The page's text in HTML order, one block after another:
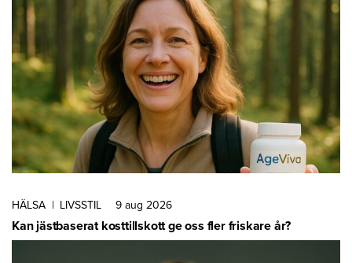
HÄLSA | LIVSSTIL 9 aug 2026
Kan jästbaserat kosttillskott ge oss fler friskare år?